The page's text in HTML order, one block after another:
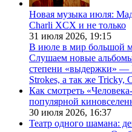
Новая музыка июля:
Charli XCX и не только
31 июля 2026, 19:15
В июле в мир большой
Слушаем новые
степени «выдержки» —
Strokes, а так же Tricky,
Как смотреть
популярной
30 июля 2026, 16:37
Театр одного шамана: